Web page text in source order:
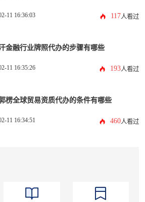
11 16:36:03 117人看过
金融行业牌照代办的步骤有哪些
11 16:35:26 193人看过
楞全球贸易资质代办的条件有哪些
11 16:34:51 460人看过